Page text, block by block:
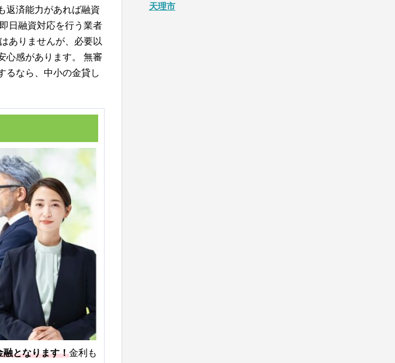
返済能力があれば融資
日融資対応を行う業者
ありませんが、必要以
心感があります。 無審
るなら、中小の金貸し
融となります！金利も
天理市